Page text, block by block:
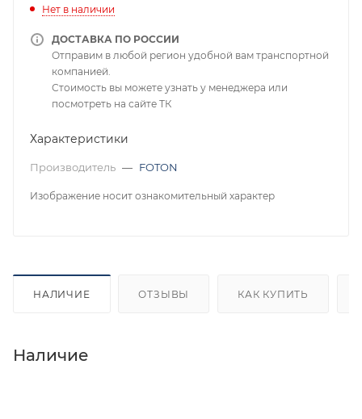
Нет в наличии
ДОСТАВКА ПО РОССИИ
Отправим в любой регион удобной вам транспортной
компанией.
Стоимость вы можете узнать у менеджера или
посмотреть на сайте ТК
Характеристики
Производитель — FOTON
Изображение носит ознакомительный характер
НАЛИЧИЕ ОТЗЫВЫ КАК КУПИТЬ
Наличие